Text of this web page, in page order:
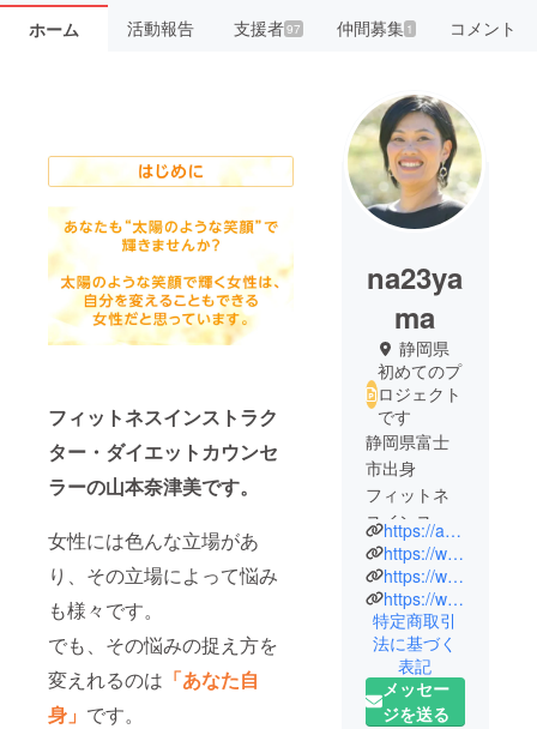
ホーム 活動報告 支援者97 仲間募集 1 コメント
フィットネスインストラク
ター・ダイエットカウンセ
ラーの山本奈津美です。
女性には色んな立場があ
り、その立場によって悩み
も様々です。
でも、その悩みの捉え方を
変えれるのは 「あなた自
身」 です。
na23ya
ma
静岡県
初めてのプ
ロジェクト
です
静岡県富士
市出身
フィットネ
スインスト
ラクター兼
ダイエット
カウンセ
ラー
フィットネ
スインスト
ラクターと
https://ameblo.jp/na23-yama
https://www.instagram.com/na23_sun_diet/
https://www.instagram.com/na23_sun_fitness/
https://www.facebook.com/profile.php?id=100004787196867
特定商取引
法に基づく
表記
メッセー
ジを送る